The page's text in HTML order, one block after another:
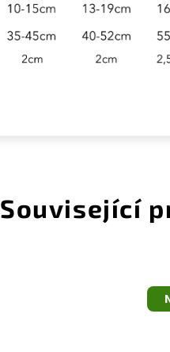
Související